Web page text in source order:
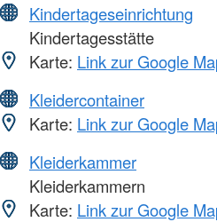
Kindertageseinrichtung
Kindertagesstätte
Karte: Link zur Google
Kleidercontainer
Karte: Link zur Google
Kleiderkammer
Kleiderkammern
Karte: Link zur Google